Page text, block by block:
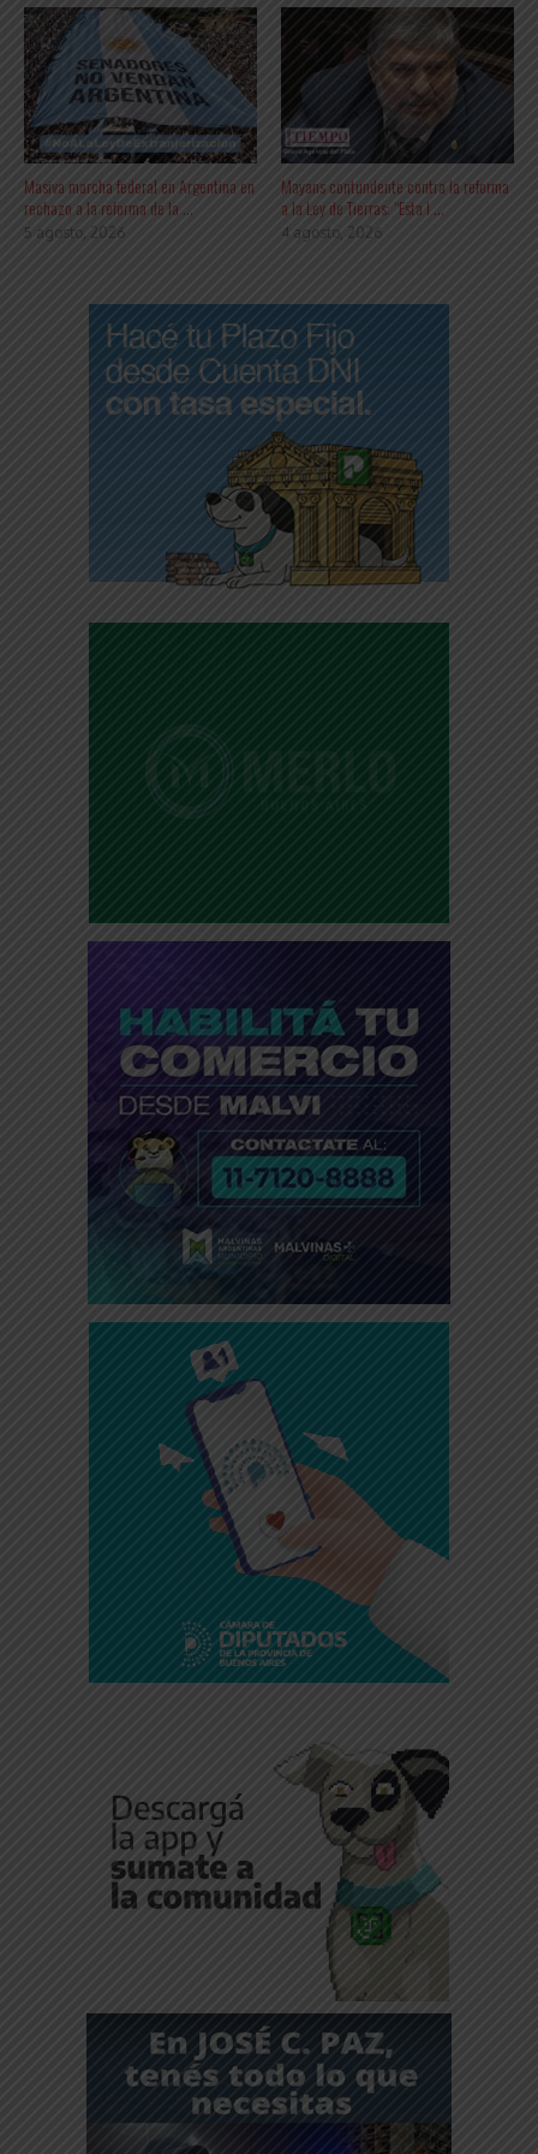
Masiva marcha federal en Argentina en
rechazo a la reforma de la ...
5 agosto, 2026
Mayans contundente contra la reforma
a la Ley de Tierras: “Esta l ...
4 agosto, 2026